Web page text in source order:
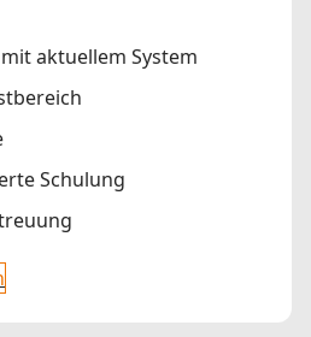
aktuellem System
Schulung